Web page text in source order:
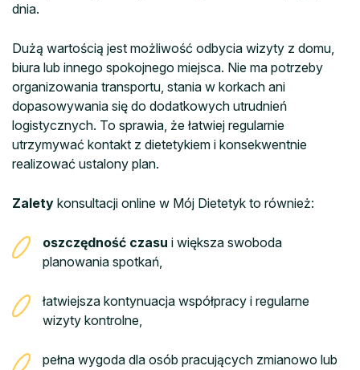
dnia.
Dużą wartością jest możliwość odbycia wizyty z domu,
biura lub innego spokojnego miejsca. Nie ma potrzeby
organizowania transportu, stania w korkach ani
dopasowywania się do dodatkowych utrudnień
logistycznych. To sprawia, że łatwiej regularnie
utrzymywać kontakt z dietetykiem i konsekwentnie
realizować ustalony plan.
Zalety konsultacji online w Mój Dietetyk to również:
oszczędność czasu i większa swoboda
planowania spotkań,
łatwiejsza kontynuacja współpracy i regularne
wizyty kontrolne,
pełna wygoda dla osób pracujących zmianowo lub